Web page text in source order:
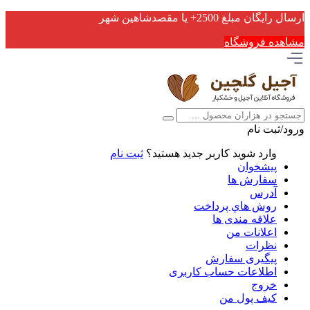
ارسال رایگان مبلغ 2500+ یا مقصدشاهین شهر
مشاهده فروشگاه
ورود/ثبت نام
وارد شوید کاربر جدید هستید؟ ثبت نام
پیشخوان
سفارش ها
آدرس
روش هاي پرداخت
علاقه مندی ها
اعلانات من
نظرات
پیگیری سفارش
اطلاعات حساب كاربری
خروج
کیف پول من